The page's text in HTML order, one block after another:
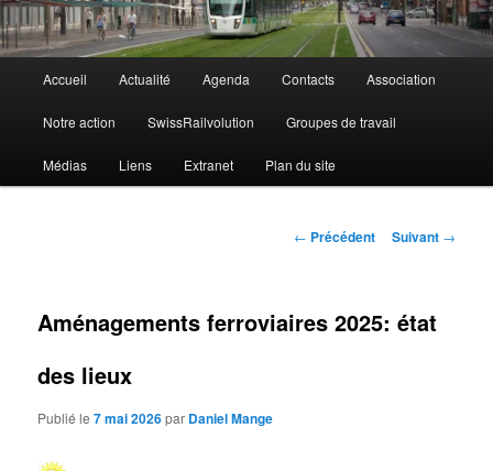
principal
Accueil Actualité Agenda Contacts Association
Notre action SwissRailvolution Groupes de travail
Médias Liens Extranet Plan du site
Navigation
← Précédent Suivant →
Aménagements ferroviaires 2025: état
des lieux
Publié le7 mai 2026par Daniel Mange